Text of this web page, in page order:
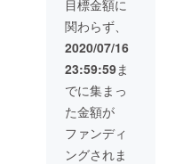
のguest
として
全イベ
ントに
無料に
て招待
させて
いただ
きま
す。
目標金額に
関わらず、
2020/07/16
23:59:59ま
でに集まっ
た金額が
ファンディ
ングされま